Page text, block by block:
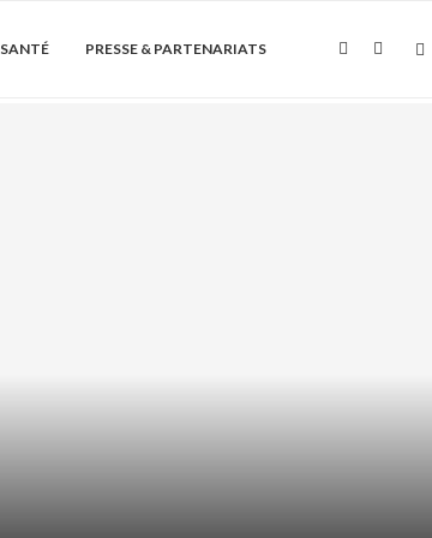
SANTÉ PRESSE & PARTENARIATS